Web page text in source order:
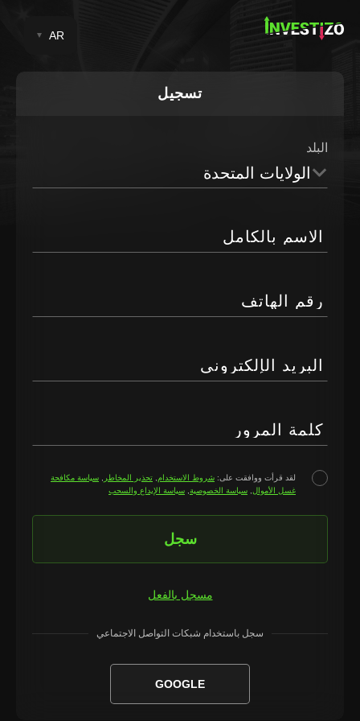
تسجيل
البلد
الولايات المتحدة
الاسم بالكامل
رقم الهاتف
البريد الإلكتروني
كلمة المرور
لقد قرأت ووافقت على:شروط الاستخدام,تحذير المخاطر,سياسة مكافحة
غسل الأموال,سياسة الخصوصية,سياسة الإيداع والسحب
سجل
مسجل بالفعل
سجل باستخدام شبكات التواصل الاجتماعي
GOOGLE